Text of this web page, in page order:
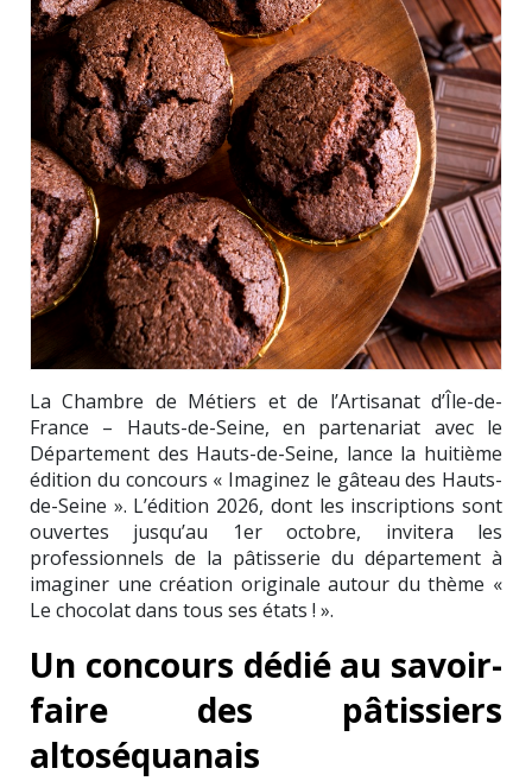
La Chambre de Métiers et de l’Artisanat d’Île-de-
France – Hauts-de-Seine, en partenariat avec le
Département des Hauts-de-Seine, lance la huitième
édition du concours « Imaginez le gâteau des Hauts-
de-Seine ». L’édition 2026, dont les inscriptions sont
ouvertes jusqu’au 1er octobre, invitera les
professionnels de la pâtisserie du département à
imaginer une création originale autour du thème «
Le chocolat dans tous ses états ! ».
Un concours dédié au savoir-
faire des pâtissiers
altoséquanais